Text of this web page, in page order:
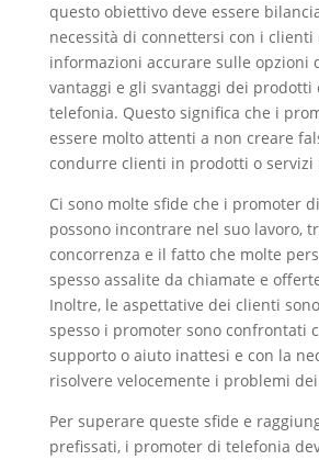
questo obiettivo deve essere
necessità di connettersi con i
informazioni accurare sulle opzioni
vantaggi e gli svantaggi dei prodotti
telefonia. Questo significa che i
essere molto attenti a non creare
condurre clienti in prodotti o
Ci sono molte sfide che i promoter
possono incontrare nel suo lavoro,
concorrenza e il fatto che molte
spesso assalite da chiamate e
Inoltre, le aspettative dei clienti
spesso i promoter sono confrontati
supporto o aiuto inattesi e con la
risolvere velocemente i problemi
Per superare queste sfide e
prefissati, i promoter di telefonia